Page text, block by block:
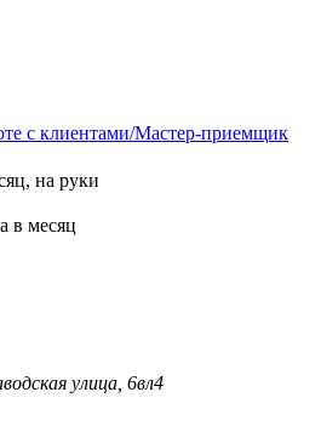
с клиентами/Мастер-приемщик
на руки
в месяц
улица, 6вл4